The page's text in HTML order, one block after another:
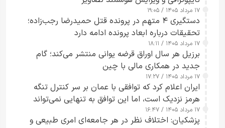
۱۷ مرداد ۱۴۰۵ / ۱۹:۰۵
دستگیری ۴ متهم در پرونده قتل حمیدرضا رجب‌زاده؛
تحقیقات درباره ابعاد پرونده ادامه دارد
۱۷ مرداد ۱۴۰۵ / ۱۸:۱۱
برزیل هر سال اوراق قرضه یوانی منتشر می‌کند؛ گام
جدید در همکاری مالی با چین
۱۷ مرداد ۱۴۰۵ / ۱۷:۲۷
ایران اعلام کرد که توافقی با عمان بر سر کنترل تنگه
هرمز نزدیک است، اما این توافق به تنهایی نمی‌تواند
آبراه را آزاد کند
۱۷ مرداد ۱۴۰۵ / ۱۶:۴۷
پزشکیان: اختلاف نظر در هر جامعه‌ای امری طبیعی و